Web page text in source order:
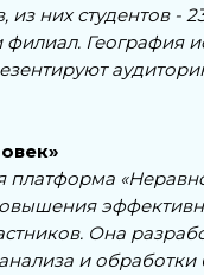
них студентов -
филиал. География
платформа
Она
и